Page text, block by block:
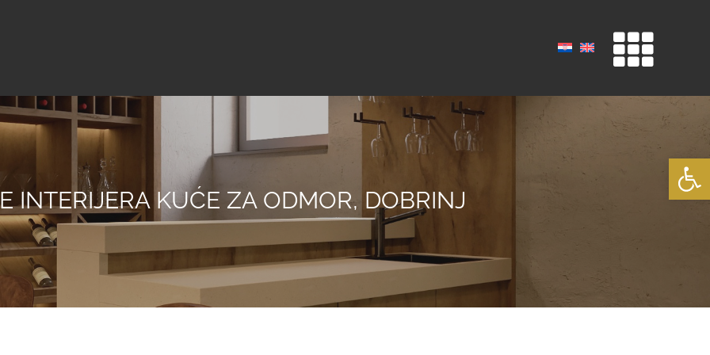
INTERIJERA KUĆE ZA ODMOR, DOBRINJ